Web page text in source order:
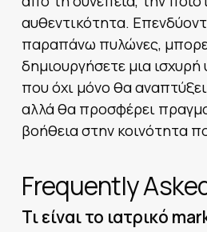
αυθεντικότητα.
παραπάνω πυλώνες,
δημιουργήσετε μια
που όχι μόνο θα
αλλά θα προσφέρει
βοήθεια στην κοινότητα
Frequently
Τι είναι το ιατρικό